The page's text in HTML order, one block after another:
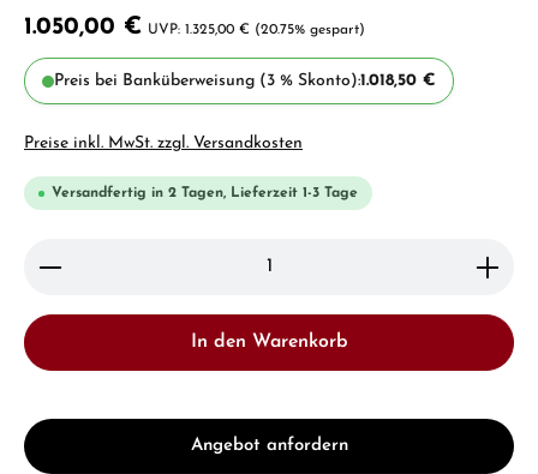
1.050,00 € 1.325,00 € (20.75% gespart)
Preis bei Banküberweisung (3 % Skonto):1.018,50 €
Preise inkl. MwSt. zzgl. Versandkosten
Versandfertig in 2 Tagen, Lieferzeit 1-3 Tage
Produkt Anzahl: Gib den gewünschten Wert ein
In den Warenkorb
Angebot anfordern